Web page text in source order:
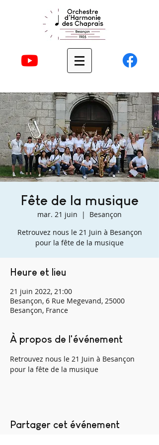
Fête de la musique
mar. 21 juin
  |
Besançon
Retrouvez nous le 21 Juin à Besançon
pour la fête de la musique
Heure et lieu
21 juin 2022, 21:00
Besançon, 6 Rue Megevand, 25000
Besançon, France
À propos de l'événement
Retrouvez nous le 21 Juin à Besançon
pour la fête de la musique
Partager cet événement